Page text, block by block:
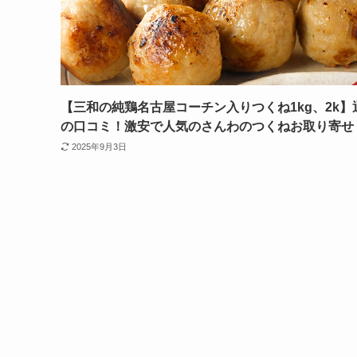
【三和の純鶏名古屋コーチン入りつくね1kg、2k】
の口コミ！激安で人気のさんわのつくねお取り寄せ
2025年9月3日